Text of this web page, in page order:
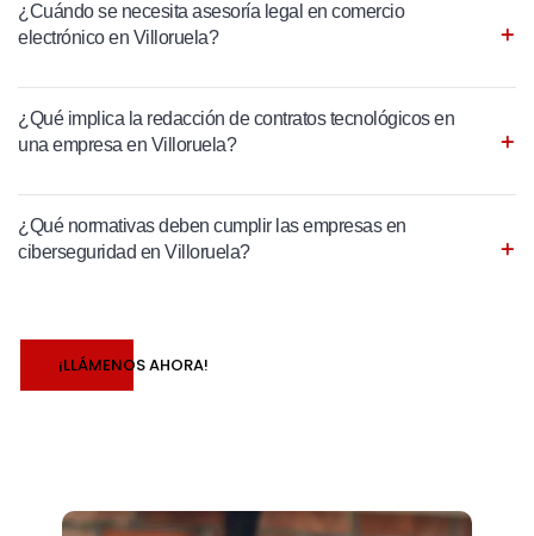
¿Cuándo se necesita asesoría legal en comercio
electrónico en Villoruela?
¿Qué implica la redacción de contratos tecnológicos en
una empresa en Villoruela?
¿Qué normativas deben cumplir las empresas en
ciberseguridad en Villoruela?
¡LLÁMENOS AHORA!